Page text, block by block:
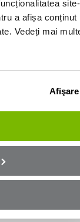
a afișa conținut
Vedeți mai
Afişare